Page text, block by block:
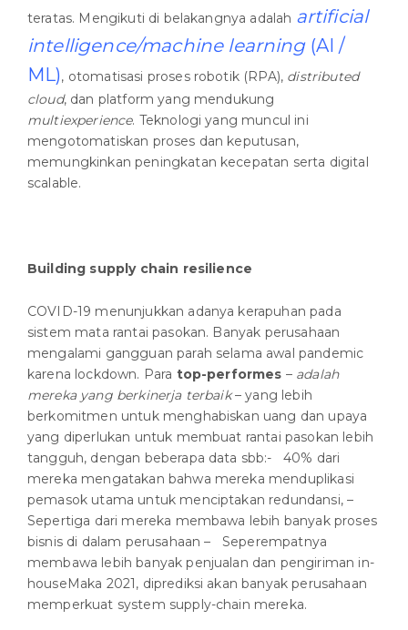
teratas. Mengikuti di belakangnya adalah artificial
intelligence/machine learning(AI /
ML), otomatisasi proses robotik (RPA), distributed
cloud, dan platform yang mendukung
multiexperience. Teknologi yang muncul ini
mengotomatiskan proses dan keputusan,
memungkinkan peningkatan kecepatan serta digital
scalable.
Building supply chain resilience
COVID-19 menunjukkan adanya kerapuhan pada
sistem mata rantai pasokan. Banyak perusahaan
mengalami gangguan parah selama awal pandemic
karena lockdown. Para top-performes – adalah
mereka yang berkinerja terbaik– yang lebih
berkomitmen untuk menghabiskan uang dan upaya
yang diperlukan untuk membuat rantai pasokan lebih
tangguh, dengan beberapa data sbb:- 40% dari
mereka mengatakan bahwa mereka menduplikasi
pemasok utama untuk menciptakan redundansi, –
Sepertiga dari mereka membawa lebih banyak proses
bisnis di dalam perusahaan – Seperempatnya
membawa lebih banyak penjualan dan pengiriman in-
houseMaka 2021, diprediksi akan banyak perusahaan
memperkuat system supply-chain mereka.